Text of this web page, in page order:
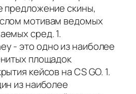
предложение скины,
мотивам ведомых
сред. 1.
- это одно из наиболее
площадок
кейсов на CS GO. 1.
из наиболее